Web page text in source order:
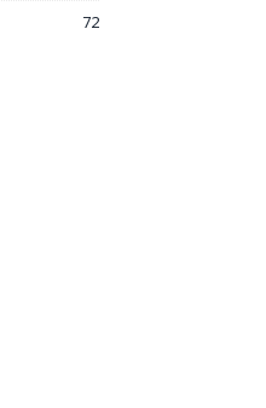
72